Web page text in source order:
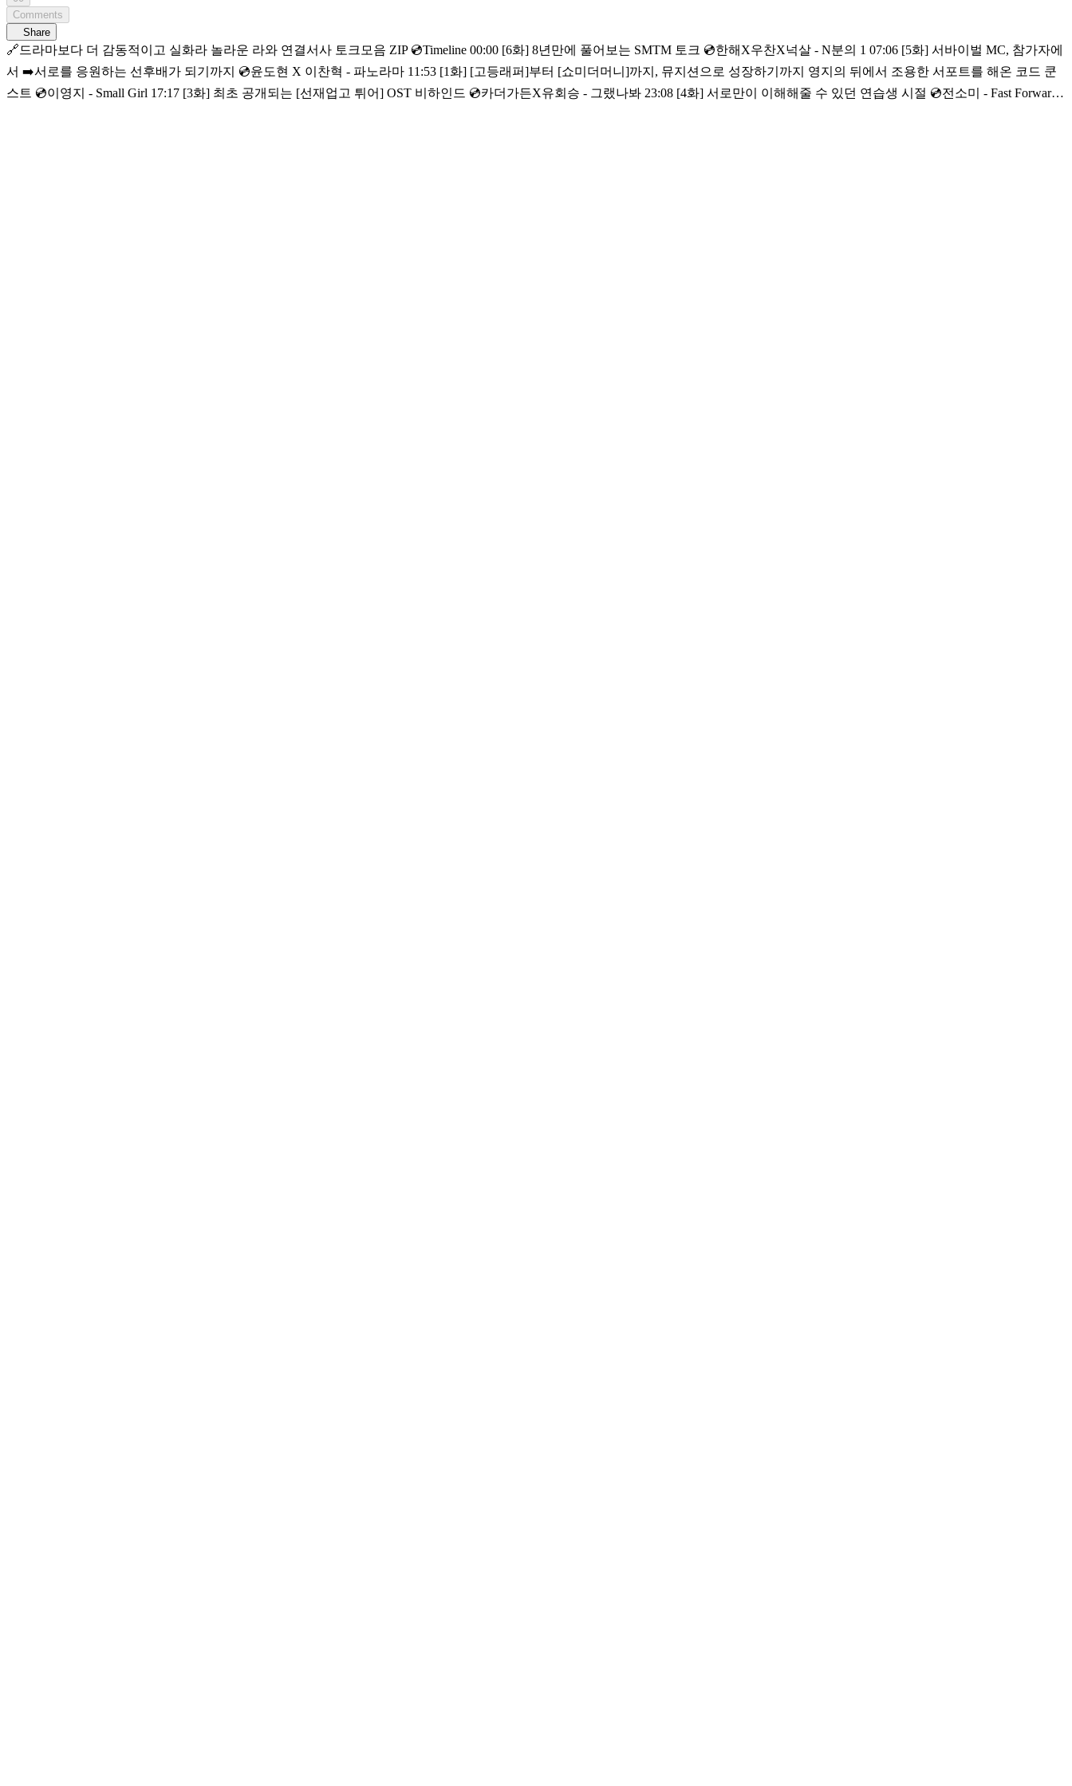
Comments
Share
🔗드라마보다 더 감동적이고 실화라 놀라운 라와 연결서사 토크모음 ZIP 💿Timeline 00:00 [6화] 8년만에 풀어보는 SMTM 토크 💿한해X우찬X넉살 - N분의 1 07:06 [5화] 서바이벌 MC, 참가자에
서 ➡️서로를 응원하는 선후배가 되기까지 💿윤도현 X 이찬혁 - 파노라마 11:53 [1화] [고등래퍼]부터 [쇼미더머니]까지, 뮤지션으로 성장하기까지 영지의 뒤에서 조용한 서포트를 해온 코드 쿤
스트 💿이영지 - Small Girl 17:17 [3화] 최초 공개되는 [선재업고 튀어] OST 비하인드 💿카더가든X유회승 - 그랬나봐 23:08 [4화] 서로만이 이해해줄 수 있던 연습생 시절 💿전소미 - Fast Forward